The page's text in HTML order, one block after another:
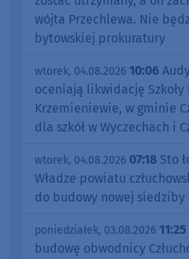
wójta Przechlewa. Nie
bytowskiej prokuratury
wtorek, 04.08.2026 10:06
oceniają likwidację Szkoły
Krzemieniewie, w gminie
dla szkół w Wyczechach i
wtorek, 04.08.2026 07:18 Sto
Władze powiatu
do budowy nowej siedziby
poniedziałek, 03.08.2026 11:25
budowę obwodnicy